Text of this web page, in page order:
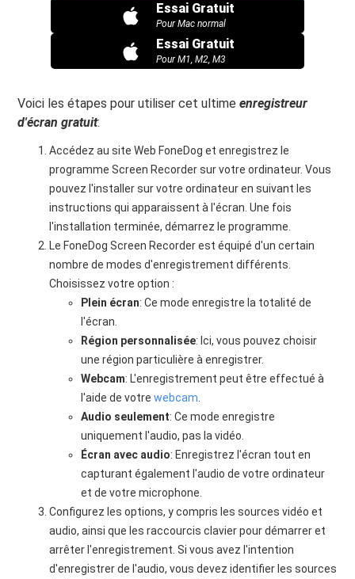
Essai Gratuit
Pour Mac normal
Essai Gratuit
Pour M1, M2, M3
Voici les étapes pour utiliser cet ultimeenregistreur
d'écran gratuit:
Accédez au site Web FoneDog et enregistrez le
programme Screen Recorder sur votre ordinateur. Vous
pouvez l'installer sur votre ordinateur en suivant les
instructions qui apparaissent à l'écran. Une fois
l'installation terminée, démarrez le programme.
Le FoneDog Screen Recorder est équipé d'un certain
nombre de modes d'enregistrement différents.
Choisissez votre option :
Plein écran: Ce mode enregistre la totalité de
l'écran.
Région personnalisée: Ici, vous pouvez choisir
une région particulière à enregistrer.
Webcam: L'enregistrement peut être effectué à
l'aide de votrewebcam
Audio seulement: Ce mode enregistre
uniquement l'audio, pas la vidéo.
Écran avec audio: Enregistrez l'écran tout en
capturant également l'audio de votre ordinateur
et de votre microphone.
Configurez les options, y compris les sources vidéo et
audio, ainsi que les raccourcis clavier pour démarrer et
arrêter l'enregistrement. Si vous avez l'intention
d'enregistrer de l'audio, vous devez identifier les sources